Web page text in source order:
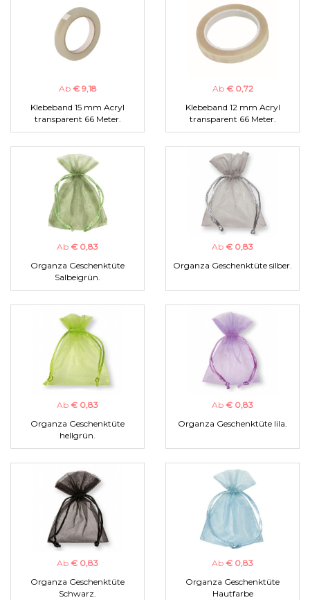
Ab € 9,18
Klebeband 15 mm Acryl
transparent 66 Meter.
Ab € 0,72
Klebeband 12 mm Acryl
transparent 66 Meter.
Ab € 0,83
Organza Geschenktüte
Salbeigrün.
Ab € 0,83
Organza Geschenktüte silber.
Ab € 0,83
Organza Geschenktüte
hellgrün.
Ab € 0,83
Organza Geschenktüte lila.
Ab € 0,83
Organza Geschenktüte
Schwarz.
Ab € 0,83
Organza Geschenktüte
Hautfarbe